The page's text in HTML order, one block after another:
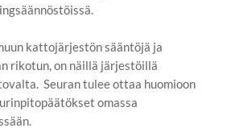
kattojärjestön sääntöjä ja
rikotun, on näillä järjestöillä
Seuran tulee ottaa huomioon
omassa